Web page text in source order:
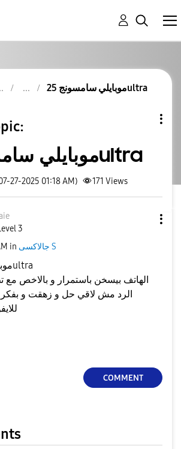
موبايلي سامسونج 25ultra
موبايلي سامسونج 25ultra
27-2025 01:18 AM) 171 Views
3
in جالاكسى S
موبايلي سامسونج 25ultra
الهاتف بيسخن باستمرار و بالاخص مع
الرد مش لاقي حل و زهقت و بفكر
COMMENT